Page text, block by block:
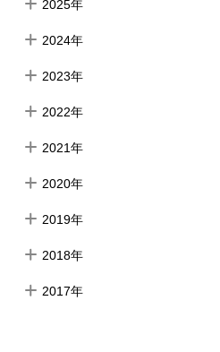
2025年
2024年
2023年
2022年
2021年
2020年
2019年
2018年
2017年